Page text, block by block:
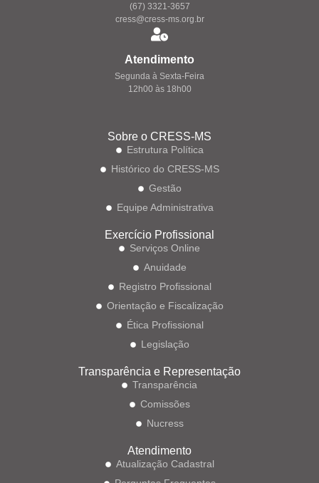
(67) 3321-3657
cress@cress-ms.org.br
Atendimento
Segunda à Sexta-Feira
12h00 às 18h00
Sobre o CRESS-MS
Estrutura Política
Histórico do CRESS-MS
Gestão
Equipe Administrativa
Exercício Profissional
Serviços Online
Anuidade
Registro Profissional
Orientação e Fiscalização
Ética Profissional
Legislação
Transparência e Representação
Transparência
Comissões
Nucress
Atendimento
Atualização Cadastral